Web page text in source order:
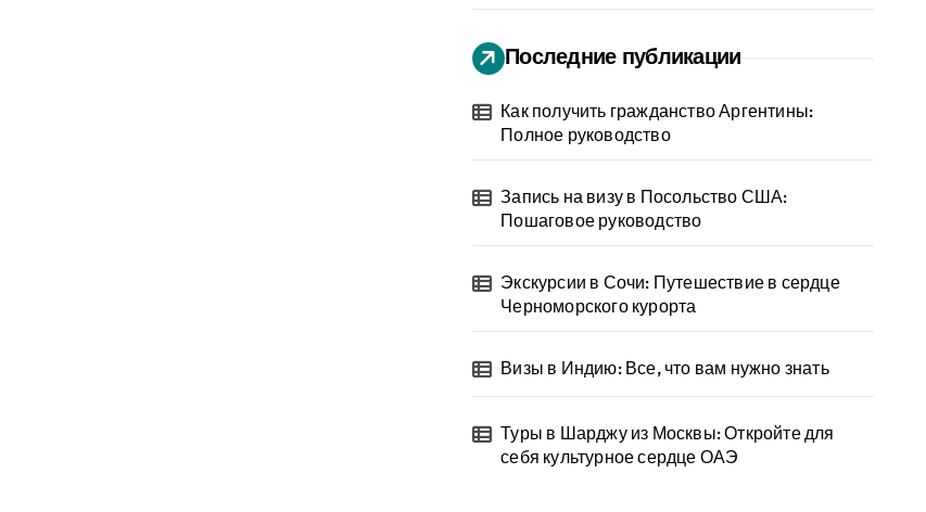
Последние публикации
Как получить гражданство Аргентины:
Полное руководство
Запись на визу в Посольство США:
Пошаговое руководство
Экскурсии в Сочи: Путешествие в сердце
Черноморского курорта
Визы в Индию: Все, что вам нужно знать
Туры в Шарджу из Москвы: Откройте для
себя культурное сердце ОАЭ